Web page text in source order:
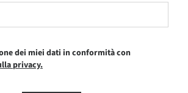
dei miei dati in conformità con
privacy.